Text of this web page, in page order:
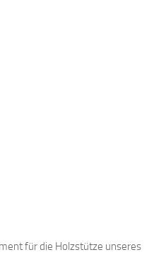
für die Holzstütze unseres